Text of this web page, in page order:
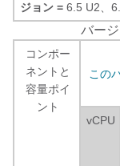
ジョン = 6.5 U2、
バー
コンポー
ネントと
容量ポイ
ント
この
vCPU